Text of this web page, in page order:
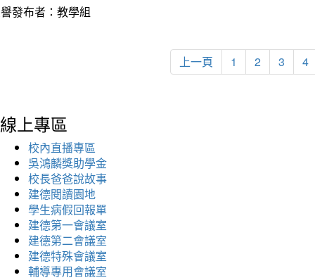
發布者：教學組
上一頁 1 2 3 4
線上專區
校內直播專區
吳鴻麟獎助學金
校長爸爸說故事
建德閱讀園地
學生病假回報單
建德第一會議室
建德第二會議室
建德特殊會議室
輔導專用會議室